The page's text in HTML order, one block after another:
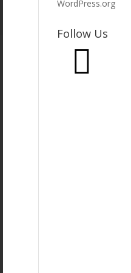
WordPress.org
Follow Us